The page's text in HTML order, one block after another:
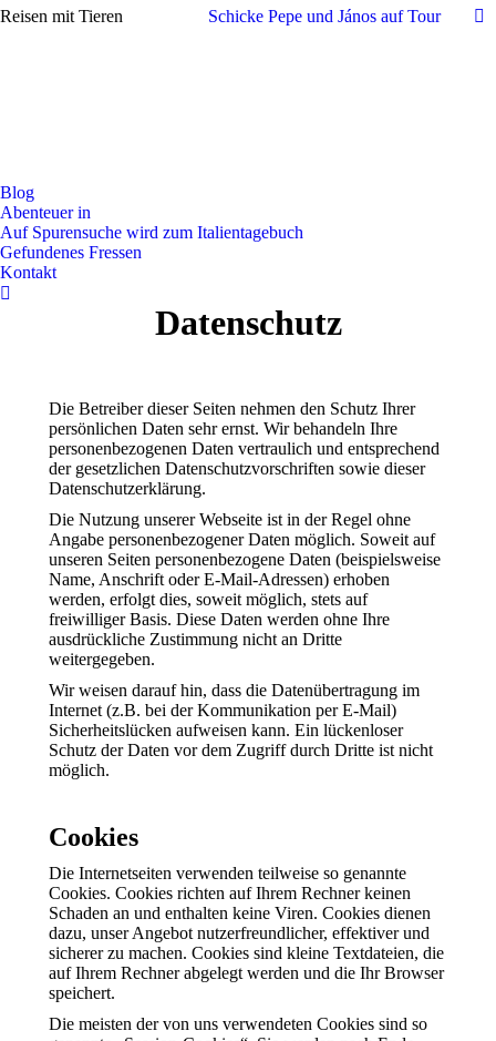
Reisen mit Tieren Schicke Pepe und János auf Tour
Blog
Abenteuer in
Auf Spurensuche wird zum Italientagebuch
Gefundenes Fressen
Kontakt
Search:
Datenschutz
Die Betreiber dieser Seiten nehmen den Schutz Ihrer
persönlichen Daten sehr ernst. Wir behandeln Ihre
personenbezogenen Daten vertraulich und entsprechend
der gesetzlichen Datenschutzvorschriften sowie dieser
Datenschutzerklärung.
Die Nutzung unserer Webseite ist in der Regel ohne
Angabe personenbezogener Daten möglich. Soweit auf
unseren Seiten personenbezogene Daten (beispielsweise
Name, Anschrift oder E-Mail-Adressen) erhoben
werden, erfolgt dies, soweit möglich, stets auf
freiwilliger Basis. Diese Daten werden ohne Ihre
ausdrückliche Zustimmung nicht an Dritte
weitergegeben.
Wir weisen darauf hin, dass die Datenübertragung im
Internet (z.B. bei der Kommunikation per E-Mail)
Sicherheitslücken aufweisen kann. Ein lückenloser
Schutz der Daten vor dem Zugriff durch Dritte ist nicht
möglich.
Cookies
Die Internetseiten verwenden teilweise so genannte
Cookies. Cookies richten auf Ihrem Rechner keinen
Schaden an und enthalten keine Viren. Cookies dienen
dazu, unser Angebot nutzerfreundlicher, effektiver und
sicherer zu machen. Cookies sind kleine Textdateien, die
auf Ihrem Rechner abgelegt werden und die Ihr Browser
speichert.
Die meisten der von uns verwendeten Cookies sind so